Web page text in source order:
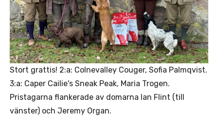
Stort grattis! 2:a: Colnevalley Couger, Sofia Palmqvist.
3:a: Caper Cailie's Sneak Peak, Maria Trogen.
Pristagarna flankerade av domarna Ian Flint (till
vänster) och Jeremy Organ.